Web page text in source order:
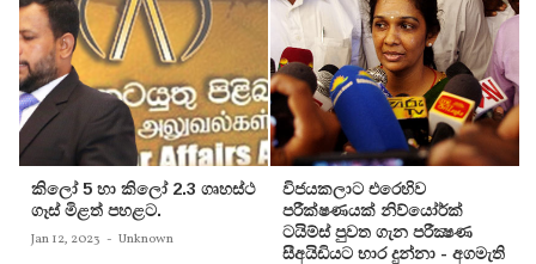
කිලෝ 5 හා කිලෝ 2.3 ගෘහස්ථ
ගෑස් මිළත් පහළට.
Jan 12, 2023 - Unknown
විජයකලාට එරෙහිව
පරීක්‌ෂණයක්‌ නිව්යෝර්ක්‌
ටයිම්ස්‌ පුවත ගැන පරීක්‍ෂණ
සීඅයිඩියට භාර දුන්නා - අගමැති